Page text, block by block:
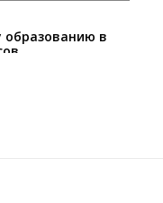
образованию в